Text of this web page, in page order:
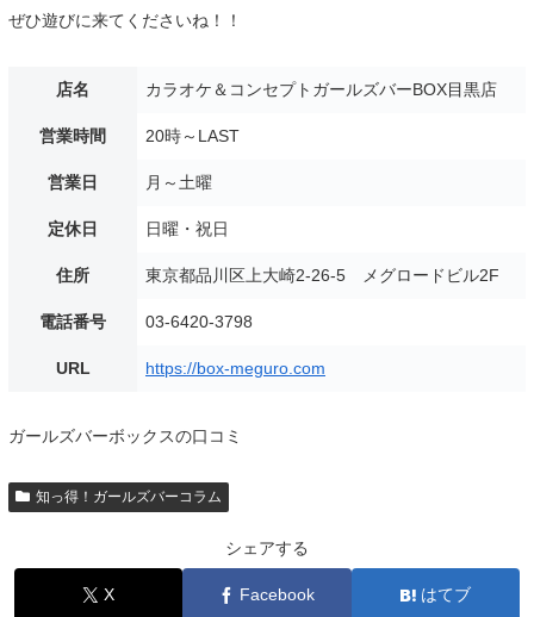
ぜひ遊びに来てくださいね！！
店名 カラオケ＆コンセプトガールズバーBOX目黒店
営業時間 20時～LAST
営業日 月～土曜
定休日 日曜・祝日
住所 東京都品川区上大崎2-26-5 メグロードビル2F
電話番号 03-6420-3798
URL https://box-meguro.com
ガールズバーボックスの口コミ
知っ得！ガールズバーコラム
シェアする
X Facebook はてブ